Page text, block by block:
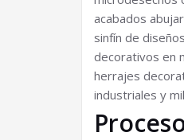
acabados
sinfín de
decorativos en
herrajes
industriales y